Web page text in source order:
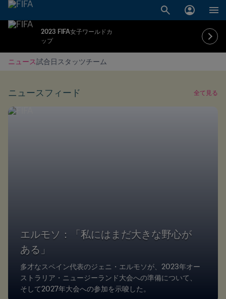
2023 FIFA女子ワールドカ
ップ
ニュース試合日スタッツチーム
ニュースフィード 全て見る
エルモソ：「私にはまだ大きな野心が
ある」
多才なスペイン代表のジェニ・エルモソが、2023年オー
ストラリア・ニュージーランド大会への準備について、
そして2027年大会への参加を示唆した。